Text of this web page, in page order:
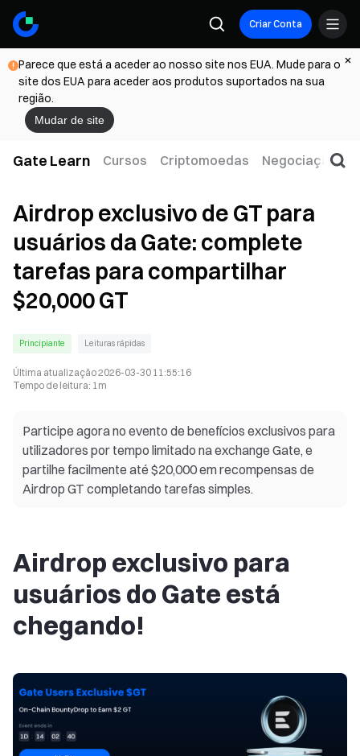
Criar Conta
Parece que está a aceder ao nosso site nos EUA. Mude para o
site dos EUA para aceder aos produtos suportados na sua
região.
Mudar de site
Gate Learn Cursos Criptomoedas Negociação
Airdrop exclusivo de GT para
usuários da Gate: complete
tarefas para compartilhar
$20,000 GT
Principiante Leituras rápidas
Última atualização2026-03-30 11:55:16
Tempo de leitura: 1m
Participe agora no evento de benefícios exclusivos para
utilizadores por tempo limitado na exchange Gate, e
partilhe facilmente até $20,000 em recompensas de
Airdrop GT completando tarefas simples.
Airdrop exclusivo para
usuários do Gate está
chegando!